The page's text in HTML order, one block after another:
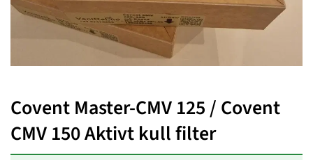
Covent Master-CMV 125 / Covent
CMV 150 Aktivt kull filter